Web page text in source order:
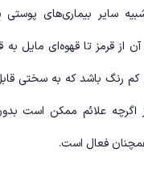
سایر بیماری‌های پوستی
از قرمز تا قهوه‌ای مایل به
کم رنگ باشد که به سختی
اگرچه علائم ممکن است
فعال است.